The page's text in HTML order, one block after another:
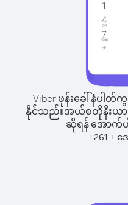
Viber ဖုန်းခေါ်နံပါ
နိုင်သည်။အယ်စတိုနီးယား
ဆိုရန် အောက်ပ
+261 + ဒ